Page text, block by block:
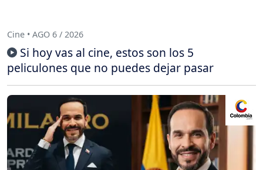
Cine • AGO 6 / 2026
Si hoy vas al cine, estos son los 5
peliculones que no puedes dejar pasar